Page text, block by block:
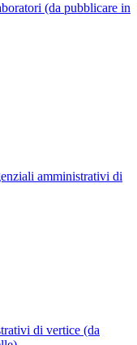
(da pubblicare in
amministrativi di
di vertice (da